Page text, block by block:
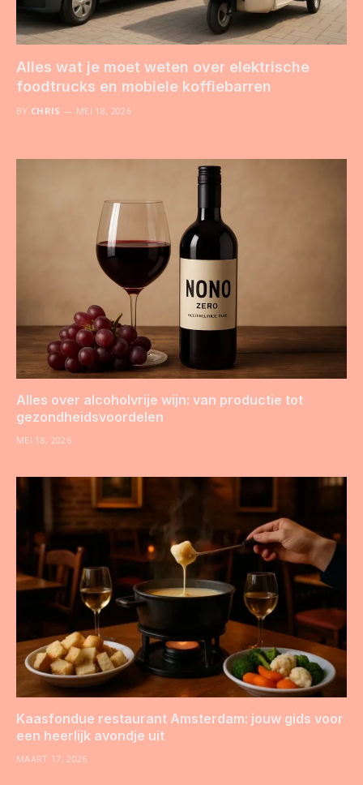
Alles wat je moet weten over elektrische
foodtrucks en mobiele koffiebarren
BY CHRIS MEI 18, 2026
Alles over alcoholvrije wijn: van productie tot
gezondheidsvoordelen
MEI 18, 2026
Kaasfondue restaurant Amsterdam: jouw gids voor
een heerlijk avondje uit
MAART 17, 2026